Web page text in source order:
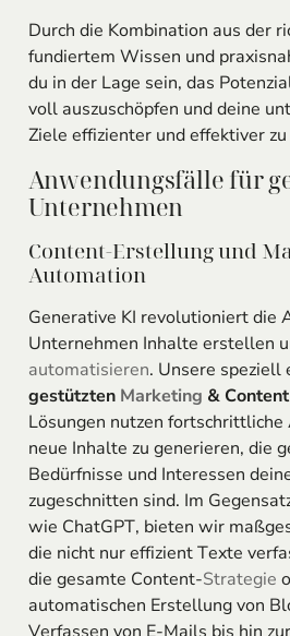
Durch die Kombination aus der
fundiertem Wissen und
du in der Lage sein, das
voll auszuschöpfen und deine
Ziele effizienter und effektiver
Anwendungsfälle für
Unternehmen
Content-Erstellung und
Automation
Generative KI revolutioniert die
Unternehmen Inhalte erstellen
automatisieren. Unsere
gestützten Marketing &
Lösungen nutzen
neue Inhalte zu generieren, die
Bedürfnisse und Interessen
zugeschnitten sind. Im
wie ChatGPT, bieten wir
die nicht nur effizient Texte
die gesamte Content-Strategie
automatischen Erstellung von